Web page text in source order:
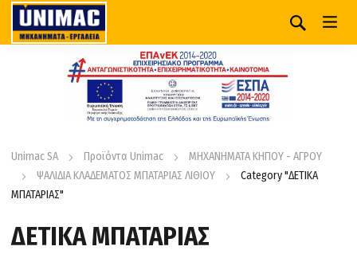
Unimac SA Προϊόντα Unimac
ΜΗΧΑΝΗΜΑΤΑ ΚΗΠΟΥ - ΑΓΡΟΥ
ΨΑΛΙΔΙΑ ΚΛΑΔΕΜΑΤΟΣ ΜΠΑΤΑΡΙΑΣ ΛΙΘΙΟΥ
Category "ΔΕΤΙΚΑ
ΜΠΑΤΑΡΙΑΣ"
ΔΕΤΙΚΑ ΜΠΑΤΑΡΙΑΣ